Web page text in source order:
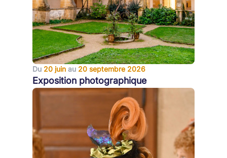
Du 20 juin au 20 septembre 2026
Exposition photographique